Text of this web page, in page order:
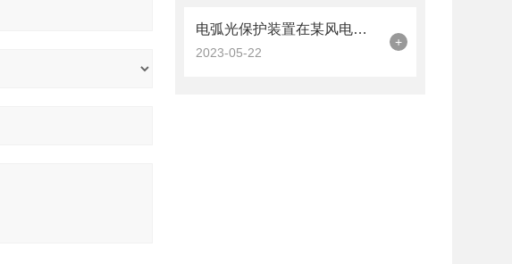
电弧光保护装置在某风电场35kV母线的应用
2023-05-22
+